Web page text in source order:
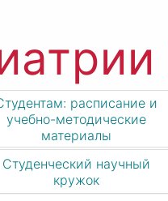
расписание и
учебно-методические
материалы
Студенческий научный
кружок